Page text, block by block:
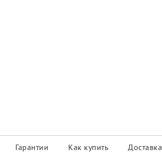
Гарантии Как купить Доставка